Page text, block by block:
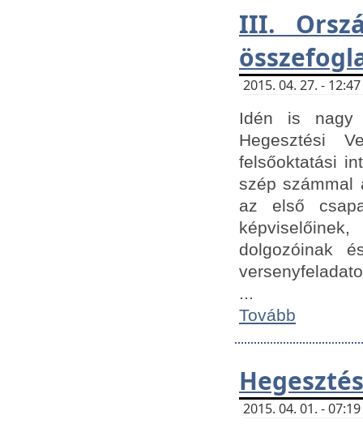
III.
2015. 04. 27. -
Idén is nagy
Hegesztési
felsőoktatási
szép számmal
az első
dolgozóinak
...
Tovább
2015. 04. 01. -